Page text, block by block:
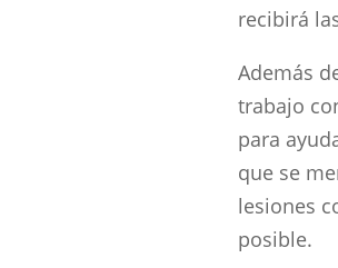
recibirá
Además
trabajo
para
que se
lesiones
posible.